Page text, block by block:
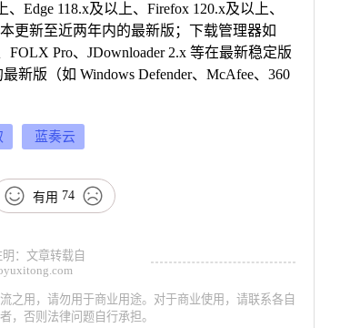
Edge 118.x及以上、Firefox 120.x及以上、
更新至近两年内的最新版；下载管理器如
FOLX Pro、JDownloader 2.x 等在最新稳定版
新版（如 Windows Defender、McAfee、360
蓝奏云
有用 74
：文章转载自
之用，请勿用于商业用途。对于商业使用，请联系各自
，否则法律问题自行承担。